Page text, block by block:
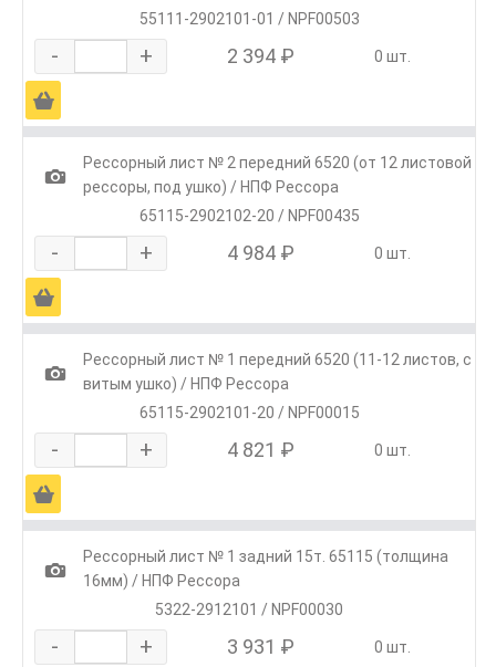
55111-2902101-01 / NPF00503
- + 2 394 ₽ 0 шт.
Ä
1
Рессорный лист № 2 передний 6520 (от 12 листовой
рессоры, под ушко) / НПФ Рессора
65115-2902102-20 / NPF00435
- + 4 984 ₽ 0 шт.
Ä
1
Рессорный лист № 1 передний 6520 (11-12 листов, с
витым ушко) / НПФ Рессора
65115-2902101-20 / NPF00015
- + 4 821 ₽ 0 шт.
Ä
1
Рессорный лист № 1 задний 15т. 65115 (толщина
16мм) / НПФ Рессора
5322-2912101 / NPF00030
- + 3 931 ₽ 0 шт.